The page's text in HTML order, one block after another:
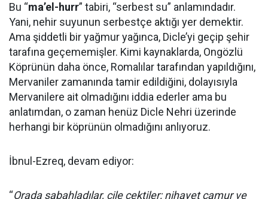
Bu “ma’el-hurr” tabiri, “serbest su” anlamındadır.
Yani, nehir suyunun serbestçe aktığı yer demektir.
Ama şiddetli bir yağmur yağınca, Dicle’yi geçip şehir
tarafına geçememişler. Kimi kaynaklarda, Ongözlü
Köprünün daha önce, Romalılar tarafından yapıldığını,
Mervaniler zamanında tamir edildiğini, dolayısıyla
Mervanilere ait olmadığını iddia ederler ama bu
anlatımdan, o zaman henüz Dicle Nehri üzerinde
herhangi bir köprünün olmadığını anlıyoruz.
İbnul-Ezreq, devam ediyor:
“Orada sabahladılar, çile çektiler; nihayet çamur ve